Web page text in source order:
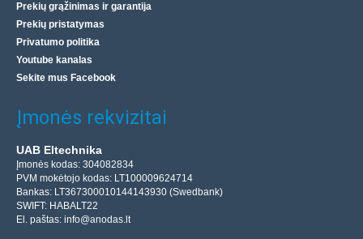
Prekių grąžinimas ir garantija
Prekių pristatymas
Privatumo politika
Youtube kanalas
Sekite mus Facebook
Įmonės rekvizitai
UAB Eltechnika
Įmonės kodas: 304082834
PVM mokėtojo kodas: LT100009624714
Bankas: LT367300010144143930 (Swedbank)
SWIFT: HABALT22
El. paštas: info@anodas.lt